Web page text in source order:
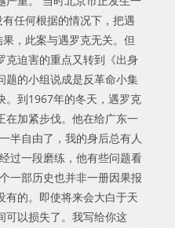
任何根据的情况下，把遇
，此案与遇罗克无关。但
克迫害的重点又转到《出身
题的小组说成是反革命小集
。到1967年的冬天，遇罗克
在加紧步伐。他在给广东一
半自由了，我的身后总有人
过一段磨练，他有些问题看
一部历史也并非一册因果报
有的。即使将来会大白于天
可以损失了。我写给你这